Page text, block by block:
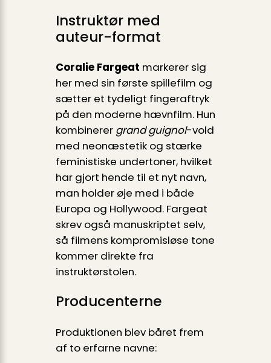
Instruktør med
auteur-format
Coralie Fargeat markerer sig
her med sin første spillefilm og
sætter et tydeligt fingeraftryk
på den moderne hævnfilm. Hun
kombinerer grand guignol-vold
med neonæstetik og stærke
feministiske undertoner, hvilket
har gjort hende til et nyt navn,
man holder øje med i både
Europa og Hollywood. Fargeat
skrev også manuskriptet selv,
så filmens kompromisløse tone
kommer direkte fra
instruktørstolen.
Producenterne
Produktionen blev båret frem
af to erfarne navne: